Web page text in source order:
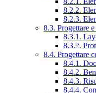
8.2.2.
8.2.3.
8.3. Progettare
8.3.1.
8.3.2.
8.4. Progettare
8.4.1.
8.4.2.
8.4.3.
8.4.4.